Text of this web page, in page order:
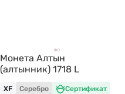
Монета Алтын
(алтынник) 1718 L
XF Серебро Сертификат